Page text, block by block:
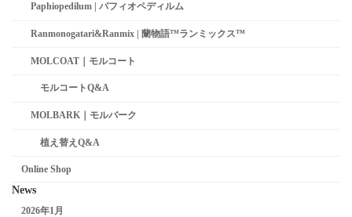
Paphiopedilum | パフィオペディルム
Ranmonogatari&Ranmix | 蘭物語™ランミックス™
MOLCOAT｜モルコート
モルコートQ&A
MOLBARK｜モルバーク
植え替えQ&A
Online Shop
News
2026年1月